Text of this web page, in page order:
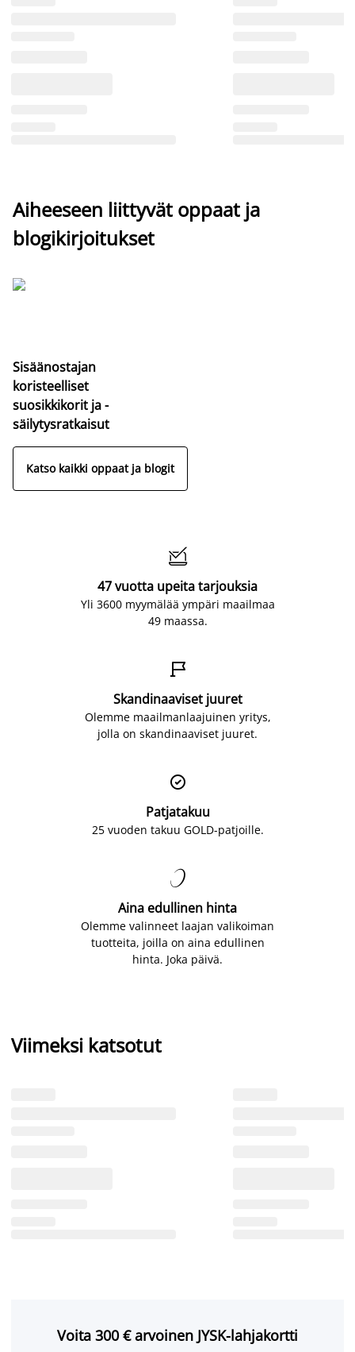
Aiheeseen liittyvät oppaat ja
blogikirjoitukset
Sisäänostajan
koristeelliset
suosikkikorit ja -
säilytysratkaisut
Katso kaikki oppaat ja blogit

47 vuotta upeita tarjouksia
Yli 3600 myymälää ympäri maailmaa
49 maassa.

Skandinaaviset juuret
Olemme maailmanlaajuinen yritys,
jolla on skandinaaviset juuret.

Patjatakuu
25 vuoden takuu GOLD-patjoille.

Aina edullinen hinta
Olemme valinneet laajan valikoiman
tuotteita, joilla on aina edullinen
hinta. Joka päivä.
Viimeksi katsotut
Voita 300 € arvoinen JYSK-lahjakortti